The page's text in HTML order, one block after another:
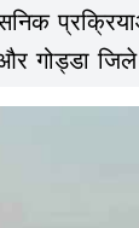
और गोड्डा
तक